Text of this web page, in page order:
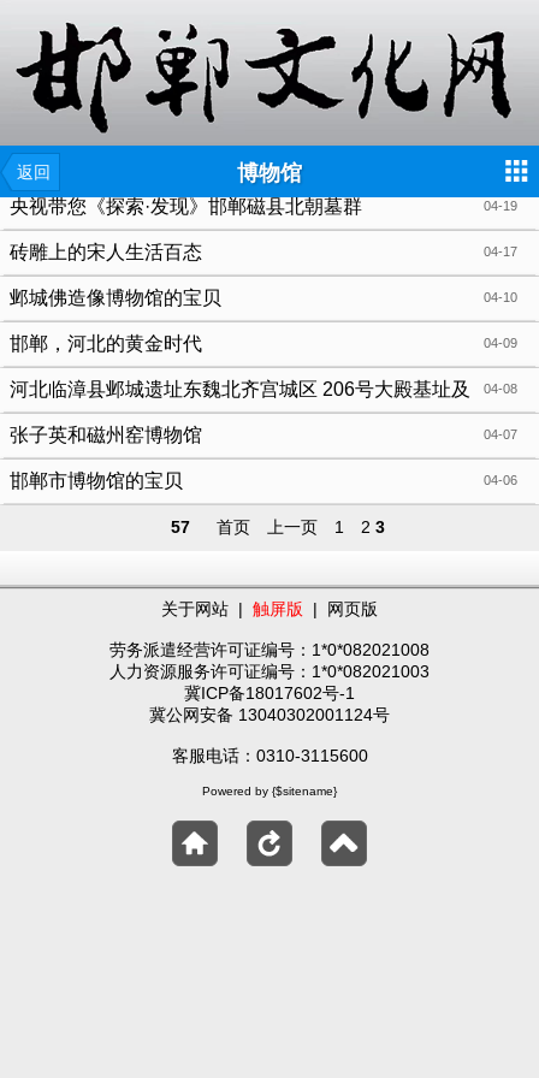
返回 博物馆
04-19
央视带您《探索·发现》邯郸磁县北朝墓群
04-17
砖雕上的宋人生活百态
04-10
邺城佛造像博物馆的宝贝
04-09
邯郸，河北的黄金时代
04-08
河北临漳县邺城遗址东魏北齐宫城区 206号大殿基址及
附属遗迹 04-07
张子英和磁州窑博物馆
04-06
邯郸市博物馆的宝贝
57 首页 上一页 1 2 3
关于网站 | 触屏版 | 网页版
劳务派遣经营许可证编号：1*0*082021008
人力资源服务许可证编号：1*0*082021003
冀ICP备18017602号-1
冀公网安备 13040302001124号
客服电话：0310-3115600
Powered by {$sitename}